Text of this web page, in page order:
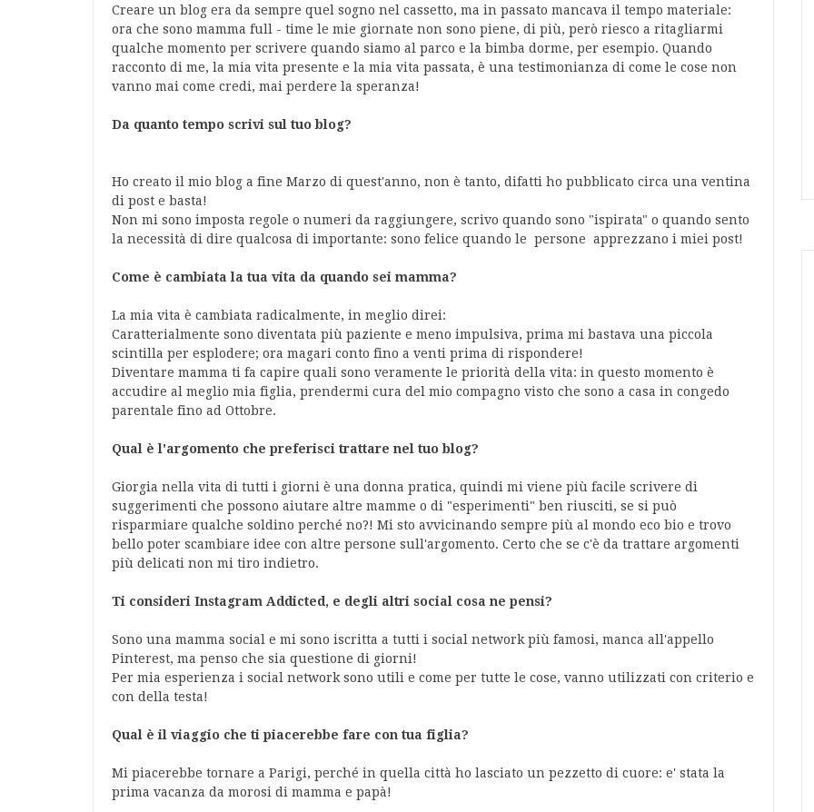
Creare un blog era da sempre quel sogno nel cassetto, ma in passato mancava il tempo materiale:
ora che sono mamma full - time le mie giornate non sono piene, di più, però riesco a ritagliarmi
qualche momento per scrivere quando siamo al parco e la bimba dorme, per esempio. Quando
racconto di me, la mia vita presente e la mia vita passata, è una testimonianza di come le cose non
vanno mai come credi, mai perdere la speranza!
Da quanto tempo scrivi sul tuo blog?
Ho creato il mio blog a fine Marzo di quest'anno, non è tanto, difatti ho pubblicato circa una ventina
di post e basta!
Non mi sono imposta regole o numeri da raggiungere, scrivo quando sono "ispirata" o quando sento
la necessità di dire qualcosa di importante: sono felice quando le persone apprezzano i miei post!
Come è cambiata la tua vita da quando sei mamma?
La mia vita è cambiata radicalmente, in meglio direi:
Caratterialmente sono diventata più paziente e meno impulsiva, prima mi bastava una piccola
scintilla per esplodere; ora magari conto fino a venti prima di rispondere!
Diventare mamma ti fa capire quali sono veramente le priorità della vita: in questo momento è
accudire al meglio mia figlia, prendermi cura del mio compagno visto che sono a casa in congedo
parentale fino ad Ottobre.
Qual è l'argomento che preferisci trattare nel tuo blog?
Giorgia nella vita di tutti i giorni è una donna pratica, quindi mi viene più facile scrivere di
suggerimenti che possono aiutare altre mamme o di "esperimenti" ben riusciti, se si può
risparmiare qualche soldino perché no?! Mi sto avvicinando sempre più al mondo eco bio e trovo
bello poter scambiare idee con altre persone sull'argomento. Certo che se c'è da trattare argomenti
più delicati non mi tiro indietro.
Ti consideri Instagram Addicted, e degli altri social cosa ne pensi?
Sono una mamma social e mi sono iscritta a tutti i social network più famosi, manca all'appello
Pinterest, ma penso che sia questione di giorni!
Per mia esperienza i social network sono utili e come per tutte le cose, vanno utilizzati con criterio e
con della testa!
Qual è il viaggio che ti piacerebbe fare con tua figlia?
Mi piacerebbe tornare a Parigi, perché in quella città ho lasciato un pezzetto di cuore: e' stata la
prima vacanza da morosi di mamma e papà!